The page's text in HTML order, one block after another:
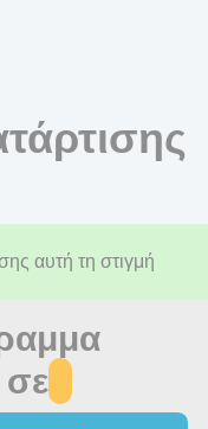
αυτή τη στιγμή
σε